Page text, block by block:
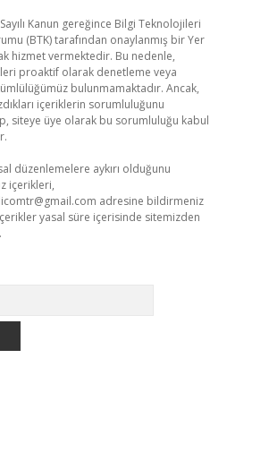
Kanun gereğince Bilgi Teknolojileri
(BTK) tarafından onaylanmış bir Yer
hizmet vermektedir. Bu nedenle,
proaktif olarak denetleme veya
bulunmamaktadır. Ancak,
içeriklerin sorumluluğunu
siteye üye olarak bu sorumluluğu kabul
düzenlemelere aykırı olduğunu
içerikleri,
adresine bildirmeniz
yasal süre içerisinde sitemizden